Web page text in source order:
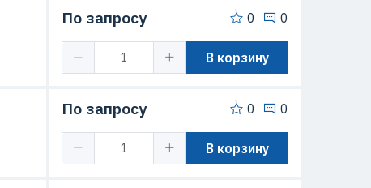
По запросу 0 0
В корзину
По запросу 0 0
В корзину